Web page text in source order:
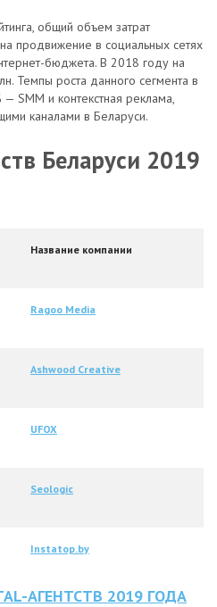
общий объем затрат
продвижение в социальных сетях
бюджета. В 2018 году на
Темпы роста данного сегмента в
— SMM и контекстная реклама,
каналами в Беларуси.
Беларуси 2019
Название компании
Ragoo Media
Ashwood Creative
UFOX
Seologic
Instatop.by
АГЕНТСТВ 2019 ГОДА